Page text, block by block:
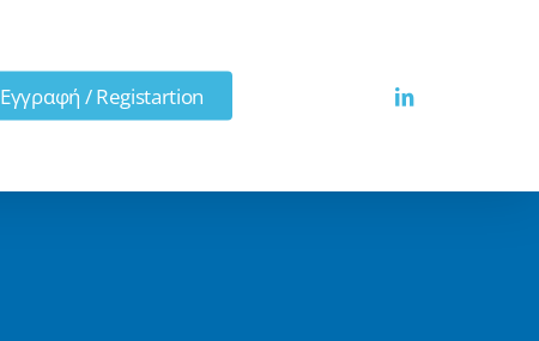
Εγγραφή / Registartion linkedin